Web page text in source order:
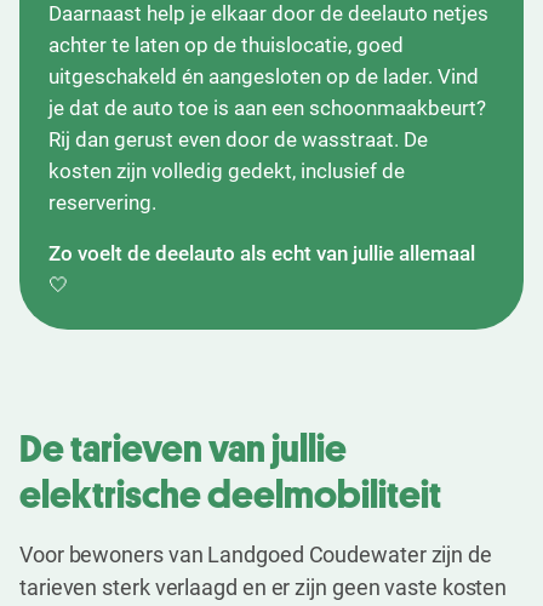
Daarnaast help je elkaar door de deelauto netjes
achter te laten op de thuislocatie, goed
uitgeschakeld én aangesloten op de lader. Vind
je dat de auto toe is aan een schoonmaakbeurt?
Rij dan gerust even door de wasstraat. De
kosten zijn volledig gedekt, inclusief de
reservering.
Zo voelt de deelauto als echt van jullie allemaal
🤍
De tarieven van jullie
elektrische deelmobiliteit
Voor bewoners van Landgoed Coudewater zijn de
tarieven sterk verlaagd en er zijn geen vaste kosten